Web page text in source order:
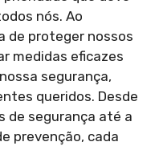
nós. Ao
de proteger nossos
medidas eficazes
segurança,
queridos. Desde
de segurança até a
prevenção, cada